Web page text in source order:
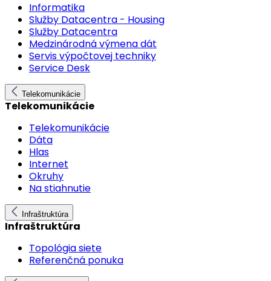
Informatika
Služby Datacentra - Housing
Služby Datacentra
Medzinárodná výmena dát
Servis výpočtovej techniky
Service Desk
Telekomunikácie
Telekomunikácie
Telekomunikácie
Dáta
Hlas
Internet
Okruhy
Na stiahnutie
Infraštruktúra
Infraštruktúra
Topológia siete
Referenčná ponuka